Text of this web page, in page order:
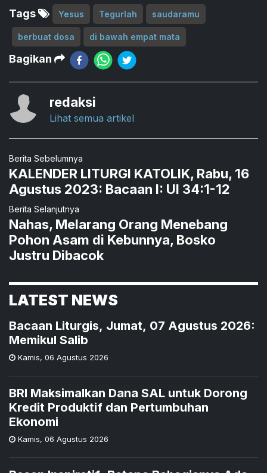
Tags Yesus Tegurlah saudaramu
berbuat dosa di bawah empat mata
Bagikan
redaksi
Lihat semua artikel
Berita Sebelumnya
KALENDER LITURGI KATOLIK, Rabu, 16
Agustus 2023: Bacaan I: Ul 34:1-12
Berita Selanjutnya
Nahas, Melarang Orang Menebang
Pohon Asam di Kebunnya, Bosko
Justru Dibacok
LATEST NEWS
Bacaan Liturgis, Jumat, 07 Agustus 2026:
Memikul Salib
Kamis, 06 Agustus 2026
BRI Maksimalkan Dana SAL untuk Dorong
Kredit Produktif dan Pertumbuhan
Ekonomi
Kamis, 06 Agustus 2026